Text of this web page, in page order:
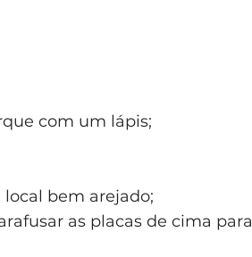
com um lápis;
bem arejado;
as placas de cima para